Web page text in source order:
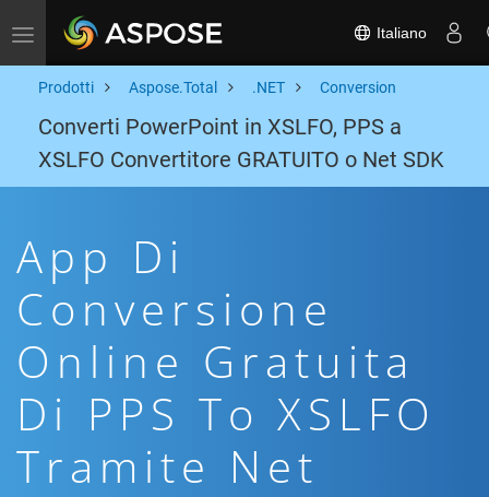
Toggle navigation Italiano
Prodotti Aspose.Total .NET Conversion
Converti PowerPoint in XSLFO, PPS a
XSLFO Convertitore GRATUITO o Net SDK
App Di
Conversione
Online Gratuita
Di PPS To XSLFO
Tramite Net